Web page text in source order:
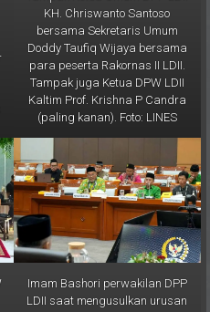
Tampak Ketua Umum DPP LDII
KH. Chriswanto Santoso
bersama Sekretaris Umum
Doddy Taufiq Wijaya bersama
para peserta Rakornas II LDII.
Tampak juga Ketua DPW LDII
Kaltim Prof. Krishna P Candra
(paling kanan). Foto: LINES
Imam Bashori perwakilan DPP